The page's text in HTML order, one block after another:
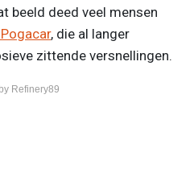
beeld deed veel mensen
, die al langer
zittende versnellingen.
Refinery89